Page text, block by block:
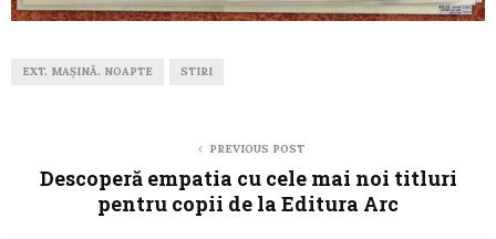
EXT. MAȘINĂ. NOAPTE STIRI
PREVIOUS POST
Descoperă empatia cu cele mai noi titluri
pentru copii de la Editura Arc